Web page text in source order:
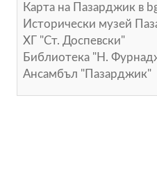
Карта на Пазарджик в
Исторически музей
ХГ "Ст. Доспевски"
Библиотека "Н.
Ансамбъл "Пазарджик"